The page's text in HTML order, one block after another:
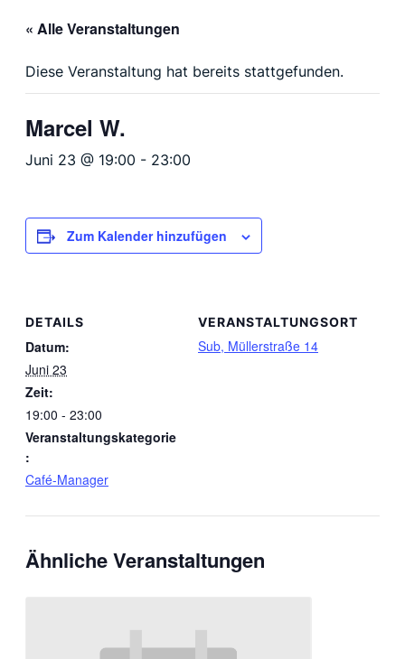
« Alle Veranstaltungen
Diese Veranstaltung hat bereits stattgefunden.
Marcel W.
Juni 23 @ 19:00 - 23:00
Zum Kalender hinzufügen
DETAILS
Datum:
Juni 23
Zeit:
19:00 - 23:00
Veranstaltungskategorie
:
Café-Manager
VERANSTALTUNGSORT
Sub, Müllerstraße 14
Ähnliche Veranstaltungen